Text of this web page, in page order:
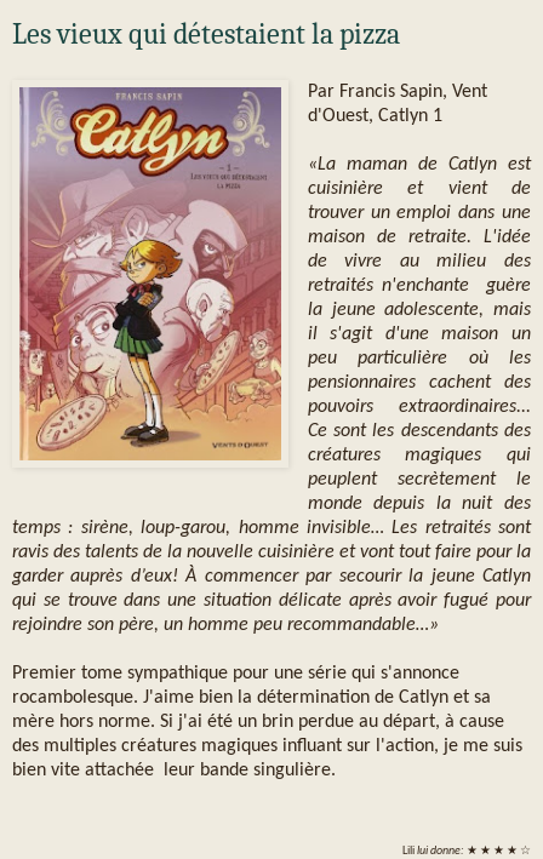
Les vieux qui détestaient la pizza
Par Francis Sapin, Vent
d'Ouest, Catlyn 1
«La maman de Catlyn est
cuisinière et vient de
trouver un emploi dans une
maison de retraite. L'idée
de vivre au milieu des
retraités n'enchante guère
la jeune adolescente, mais
il s'agit d'une maison un
peu particulière où les
pensionnaires cachent des
pouvoirs extraordinaires...
Ce sont les descendants des
créatures magiques qui
peuplent secrètement le
monde depuis la nuit des
temps : sirène, loup-garou, homme invisible… Les retraités sont
ravis des talents de la nouvelle cuisinière et vont tout faire pour la
garder auprès d’eux! À commencer par secourir la jeune Catlyn
qui se trouve dans une situation délicate après avoir fugué pour
rejoindre son père, un homme peu recommandable…»
Premier tome sympathique pour une série qui s'annonce
rocambolesque. J'aime bien la détermination de Catlyn et sa
mère hors norme. Si j'ai été un brin perdue au départ, à cause
des multiples créatures magiques influant sur l'action, je me suis
bien vite attachée leur bande singulière.
Lililui donne: ★ ★ ★ ★ ☆